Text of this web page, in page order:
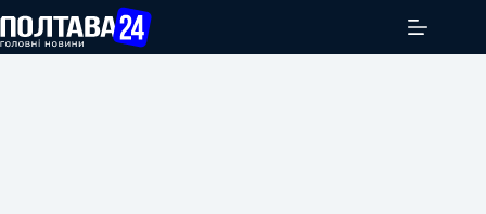
вмісту